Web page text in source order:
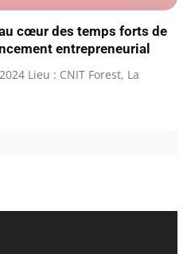
cœur des temps forts de
entrepreneurial
Lieu : CNIT Forest, La